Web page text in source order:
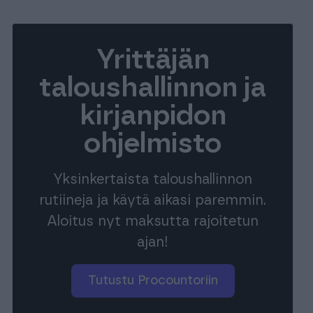
Yrityksille
ja
Yrityksille
Yrittäjän
taloushallinnon ja
kirjanpidon
ohjelmisto
Yksinkertaista taloushallinnon
rutiineja ja käytä aikasi paremmin.
Aloitus nyt maksutta rajoitetun
ajan!
Tutustu Procountoriin